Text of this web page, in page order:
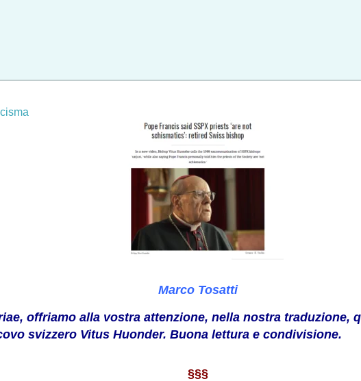
Marco Tosatti
offriamo alla vostra attenzione, nella nostra traduzione,
svizzero Vitus Huonder. Buona lettura e condivisione.
§§§